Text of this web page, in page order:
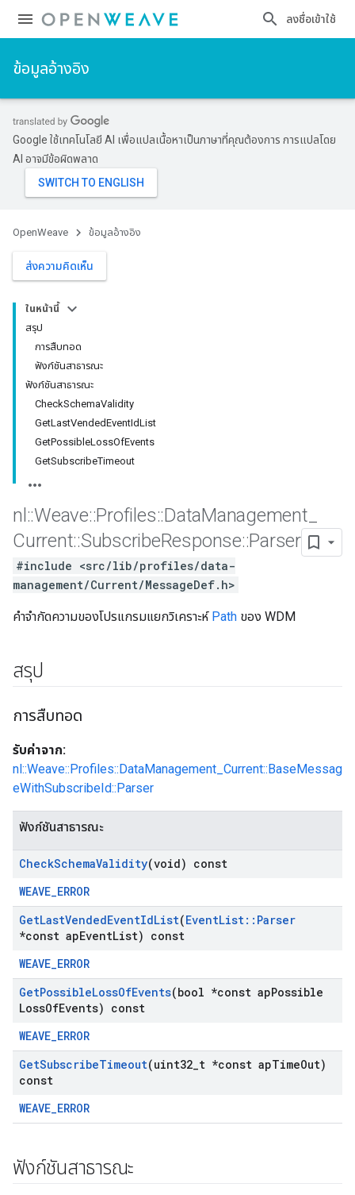
ลงชื่อเข้าใช้
ข้อมูลอ้างอิง
Google ใช้เทคโนโลยี AI เพื่อแปลเนื้อหาเป็นภาษาที่คุณต้องการ การแปลโดย
AI อาจมีข้อผิดพลาด
OpenWeave ข้อมูลอ้างอิง
ส่งความคิดเห็น
ในหน้านี้
สรุป
การสืบทอด
ฟังก์ชันสาธารณะ
ฟังก์ชันสาธารณะ
CheckSchemaValidity
GetLastVendedEventIdList
GetPossibleLossOfEvents
GetSubscribeTimeout
nl ::Weave::Profiles::DataManagement
Current::SubscribeResponse::Parser
#include <src/lib/profiles/data-
management/Current/MessageDef.h>
คำจำกัดความของโปรแกรมแยกวิเคราะห์ Path ของ WDM
สรุป
การสืบทอด
รับค่าจาก:
nl::Weave::Profiles::DataManagement_Current::BaseMessag
eWithSubscribeId::Parser
ฟังก์ชันสาธารณะ
CheckSchemaValidity(void) const
WEAVE_ERROR
GetLastVendedEventIdList(EventList:: Parser
*const apEventList) const
WEAVE_ERROR
GetPossibleLossOfEvents(bool *const apPossible
LossOfEvents) const
WEAVE_ERROR
GetSubscribeTimeout(uint32 t *const apTimeOut)
const
WEAVE_ERROR
ฟังก์ชันสาธารณะ